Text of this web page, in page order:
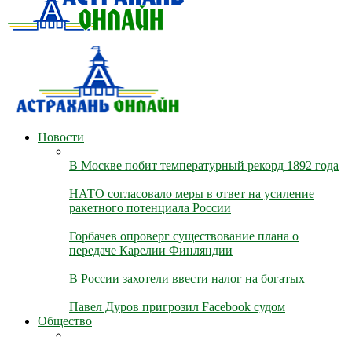
Новости
В Москве побит температурный рекорд 1892 года
НАТО согласовало меры в ответ на усиление
ракетного потенциала России
Горбачев опроверг существование плана о
передаче Карелии Финляндии
В России захотели ввести налог на богатых
Павел Дуров пригрозил Facebook судом
Общество